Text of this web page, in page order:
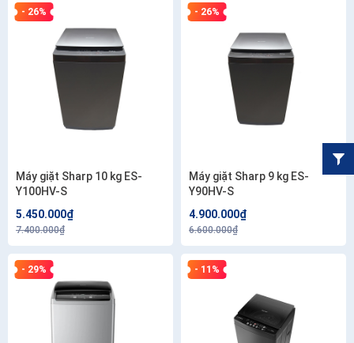
- 26%
Máy giặt Sharp 10 kg ES-
Y100HV-S
5.450.000₫
7.400.000₫
- 26%
Máy giặt Sharp 9 kg ES-
Y90HV-S
4.900.000₫
6.600.000₫
- 29% - 11%